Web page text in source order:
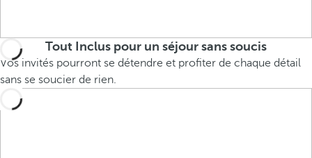
Tout Inclus pour un séjour sans soucis
Vos invités pourront se détendre et profiter de chaque détail
sans se soucier de rien.